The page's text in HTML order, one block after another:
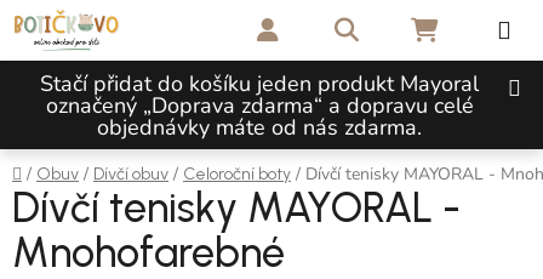
Přejít na obsah
Stačí přidat do košíku jeden produkt Mayoral
označený „Doprava zdarma“ a dopravu celé
objednávky máte od nás zdarma.
Hledat NÁKUPNÍ
Domů
/ Obuv / Dívčí obuv / Celoroční boty / Dívčí tenisky MAYORAL -
Dívčí tenisky MAYORAL -
Mnohofarebné